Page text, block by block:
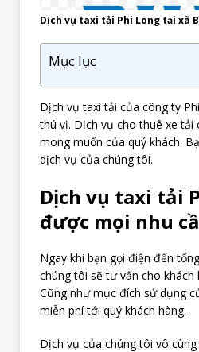
Dịch vụ taxi tải Phi Long tại xã
Mục lục
Dịch vụ taxi tải của công ty
thú vị. Dịch vụ cho thuê xe tải
mong muốn của quý khách.
dịch vụ của chúng tôi.
Dịch vụ taxi tải
được mọi nhu
Ngay khi bạn gọi điện đến
chúng tôi sẽ tư vấn cho
Cũng như mục đích sử dụng
miễn phí tới quý khách hàng.
Dịch vụ của chúng tôi vô